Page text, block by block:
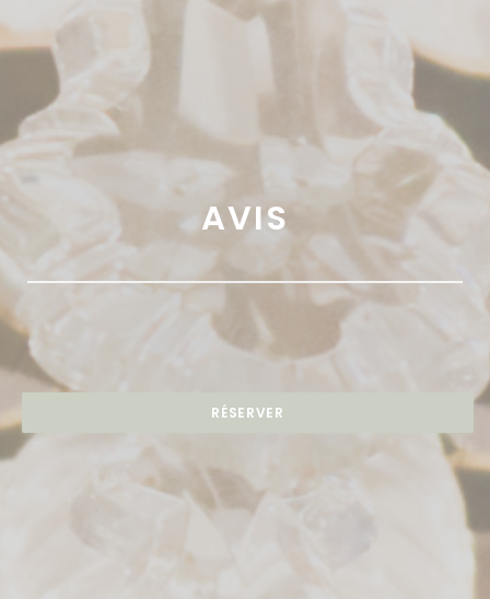
AVIS
RÉSERVER